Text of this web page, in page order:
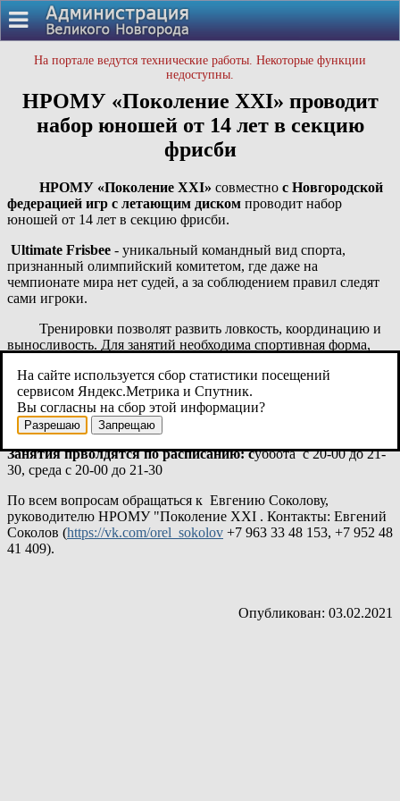
На портале ведутся технические работы. Некоторые функции
недоступны.
НРОМУ «Поколение XXI» проводит
набор юношей от 14 лет в секцию
фрисби
НРОМУ «Поколение XXI» совместно с Новгородской
федерацией игр с летающим диском проводит набор
юношей от 14 лет в секцию фрисби.
Ultimate Frisbee - уникальный командный вид спорта,
признанный олимпийский комитетом, где даже на
чемпионате мира нет судей, а за соблюдением правил следят
сами игроки.
Тренировки позволят развить ловкость, координацию и
выносливость. Для занятий необходима спортивная форма,
Тренировки БЕСПЛАТНЫЕ.Тренируют игроки команды
"Новгородские медведи", в том числе, бывшие игроки
сборной России.
Занятия прволдятся по расписанию: суббота с 20-00 до 21-
30, среда с 20-00 до 21-30
По всем вопросам обращаться к Евгению Соколову,
руководителю НРОМУ "Поколение ХХI . Контакты: Евгений
Соколов (https://vk.com/orel_sokolov +7 963 33 48 153, +7 952 48
41 409).
Опубликован: 03.02.2021
На сайте используется сбор статистики посещений
сервисом Яндекс.Метрика и Спутник.
Вы согласны на сбор этой информации?
Разрешаю Запрещаю